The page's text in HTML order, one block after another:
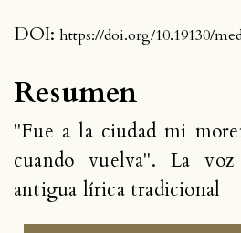
DOI: https://doi.org/10.19130/
Resumen
"Fue a la ciudad mi
cuando vuelva". La
antigua lírica tradicional